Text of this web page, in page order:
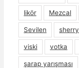
likör Mezcal
Sevilen sherry
viski votka
şarap yarışması